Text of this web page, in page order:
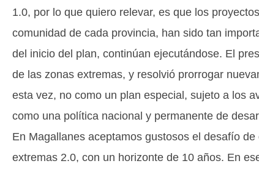
1.0, por lo que quiero relevar, es que los
comunidad de cada provincia, han sido tan
del inicio del plan, continúan ejecutándose. El
de las zonas extremas, y resolvió prorrogar
esta vez, no como un plan especial, sujeto a los
como una política nacional y permanente de
En Magallanes aceptamos gustosos el desafío
extremas 2.0, con un horizonte de 10 años. En